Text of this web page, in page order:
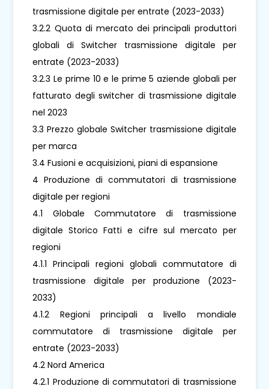
trasmissione digitale per entrate (2023-2033)
3.2.2 Quota di mercato dei principali produttori
globali di Switcher trasmissione digitale per
entrate (2023-2033)
3.2.3 Le prime 10 e le prime 5 aziende globali per
fatturato degli switcher di trasmissione digitale
nel 2023
3.3 Prezzo globale Switcher trasmissione digitale
per marca
3.4 Fusioni e acquisizioni, piani di espansione
4 Produzione di commutatori di trasmissione
digitale per regioni
4.1 Globale Commutatore di trasmissione
digitale Storico Fatti e cifre sul mercato per
regioni
4.1.1 Principali regioni globali commutatore di
trasmissione digitale per produzione (2023-
2033)
4.1.2 Regioni principali a livello mondiale
commutatore di trasmissione digitale per
entrate (2023-2033)
4.2 Nord America
4.2.1 Produzione di commutatori di trasmissione